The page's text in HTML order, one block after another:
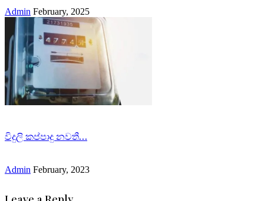
Admin February, 2025
විදුලි කප්පාදු නවතී…
Admin February, 2023